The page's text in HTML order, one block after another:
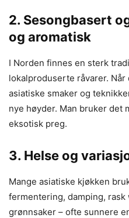
2. Sesongbasert
og aromatisk
I Norden finnes en sterk
lokalproduserte råvarer.
asiatiske smaker og
nye høyder. Man bruker
eksotisk preg.
3. Helse og
Mange asiatiske kjøkken
fermentering, damping,
grønnsaker – ofte sunnere